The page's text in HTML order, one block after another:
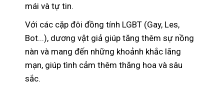
mái và tự tin.
Với các cặp đôi đồng tính LGBT (Gay, Les,
Bot...), dương vật giả giúp tăng thêm sự nồng
nàn và mang đến những khoảnh khắc lãng
mạn, giúp tình cảm thêm thăng hoa và sâu
sắc.